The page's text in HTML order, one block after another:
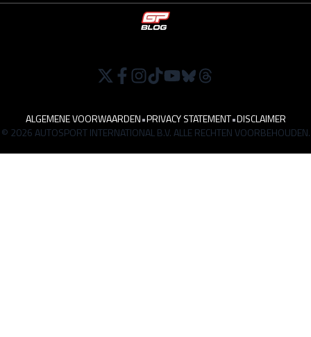
ALGEMENE VOORWAARDEN•PRIVACY STATEMENT•DISCLAIMER
© 2026 AUTOSPORT INTERNATIONAL B.V. ALLE RECHTEN VOORBEHOUDEN.